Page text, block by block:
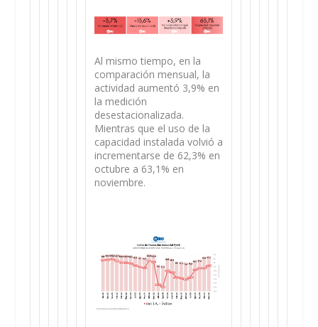
Al mismo tiempo, en la
comparación mensual, la
actividad aumentó 3,9% en
la medición
desestacionalizada.
Mientras que el uso de la
capacidad instalada volvió a
incrementarse de 62,3% en
octubre a 63,1% en
noviembre.